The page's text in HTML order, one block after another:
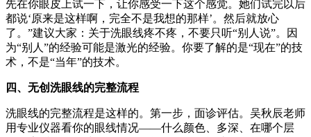
先在你眼皮上试一下，让你感受一下这个感觉。她们试完以后
都说‘原来是这样啊，完全不是我想的那样’。然后就放心
了。”建议大家：关于洗眼线疼不疼，不要只听“别人说”。因
为“别人”的经验可能是激光的经验。你要了解的是“现在”的技
术，不是“当年”的技术。
四、无创洗眼线的完整流程
洗眼线的完整流程是这样的。第一步，面诊评估。吴秋辰老师
用专业仪器看你的眼线情况——什么颜色、多深、在哪个层